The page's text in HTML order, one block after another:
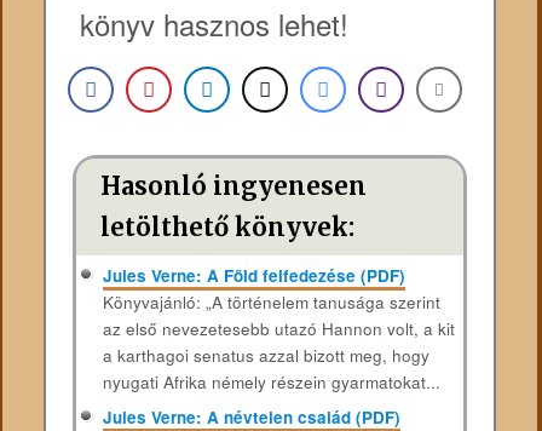
könyv hasznos lehet!
Hasonló ingyenesen
letölthető könyvek:
Jules Verne: A Föld felfedezése (PDF)
Könyvajánló: „A történelem tanusága szerint
az első nevezetesebb utazó Hannon volt, a kit
a karthagoi senatus azzal bizott meg, hogy
nyugati Afrika némely részein gyarmatokat...
Jules Verne: A névtelen család (PDF)